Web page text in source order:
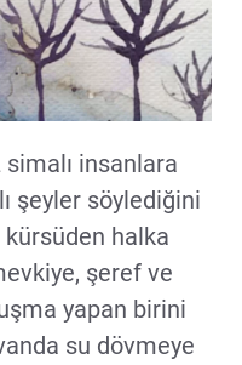
insanlara
şeyler söylediğini
halka
şeref ve
yapan birini
su dövmeye